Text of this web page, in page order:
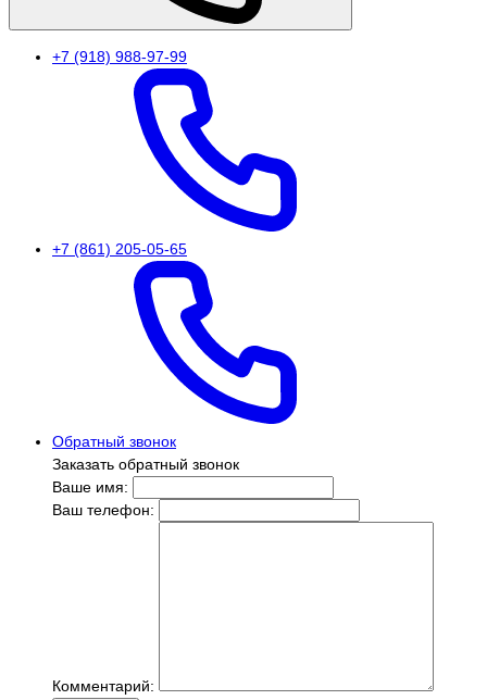
+7 (918) 988-97-99
+7 (861) 205-05-65
Обратный звонок
Заказать обратный звонок
Ваше имя:
Ваш телефон:
Комментарий: